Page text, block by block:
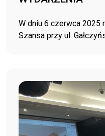
W dniu 6 czerwca 2025
Szansa przy ul.